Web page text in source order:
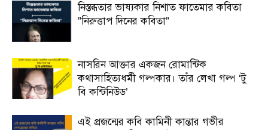
নিস্তব্ধতার ভাষ্যকার নিশাত ফাতেমার কবিতা
”নিরুত্তাপ দিনের কবিতা”
নাসরিন আক্তার একজন রোমান্টিক
কথাসাহিত্যধর্মী গল্পকার। তাঁর লেখা গল্প ‘টু
বি কন্টিনিউড’
এই প্রজন্মের কবি কামিনী কান্তার গভীর